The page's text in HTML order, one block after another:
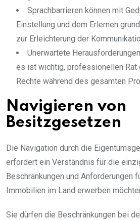
Sprachbarrieren können mit
Einstellung und dem Erlernen
zur Erleichterung der
Unerwartete
es ist wichtig, professionellen Rat
Rechte während des gesamten
Navigieren von
Besitzgesetzen
Die Navigation durch die
erfordert ein Verständnis für die
Beschränkungen und Anforderungen
Immobilien im Land erwerben
Sie dürfen die Beschränkungen bei